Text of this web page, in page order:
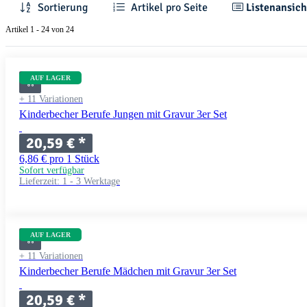
Sortierung Artikel pro Seite
Artikel 1 - 24 von 24
AUF LAGER
+ 11 Variationen
Kinderbecher Berufe Jungen mit Gravur 3er Set
20,59 € *
6,86 € pro 1 Stück
Sofort verfügbar
Lieferzeit: 1 - 3 Werktage
AUF LAGER
+ 11 Variationen
Kinderbecher Berufe Mädchen mit Gravur 3er Set
20,59 € *